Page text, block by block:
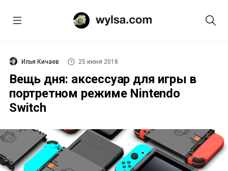
Илья Кичаев 25 июня 2018
Вещь дня: аксессуар для игры в
портретном режиме Nintendo
Switch